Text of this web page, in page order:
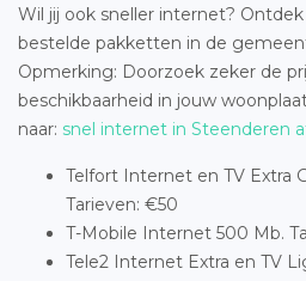
Wil jij ook sneller internet?
bestelde pakketten in de
Opmerking: Doorzoek zeker de
beschikbaarheid in jouw
naar: snel internet in Steenderen
Telfort Internet en TV Extra
Tarieven: €50
T-Mobile Internet 500 Mb.
Tele2 Internet Extra en TV